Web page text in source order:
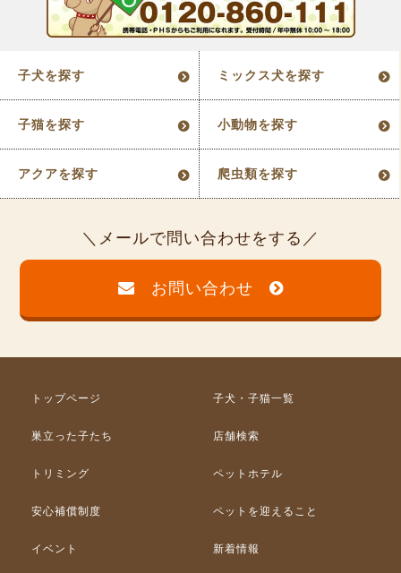
子犬を探す ミックス犬を探す
子猫を探す 小動物を探す
アクアを探す 爬虫類を探す
メールで問い合わせをする
お問い合わせ
トップページ 子犬・子猫一覧
巣立った子たち 店舗検索
トリミング ペットホテル
安心補償制度 ペットを迎えること
イベント 新着情報